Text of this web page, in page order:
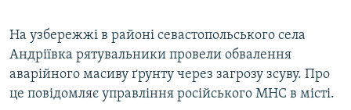
Усі сайти RFE/RL
На узбережжі в районі севастопольського села
Андріївка рятувальники провели обвалення
аварійного масиву ґрунту через загрозу зсуву. Про
це повідомляє управління російського МНС в місті.